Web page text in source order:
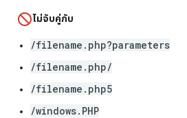
ไม่จับคู่กับ
/filename.php?parameters
/filename.php/
/filename.php5
/windows.PHP